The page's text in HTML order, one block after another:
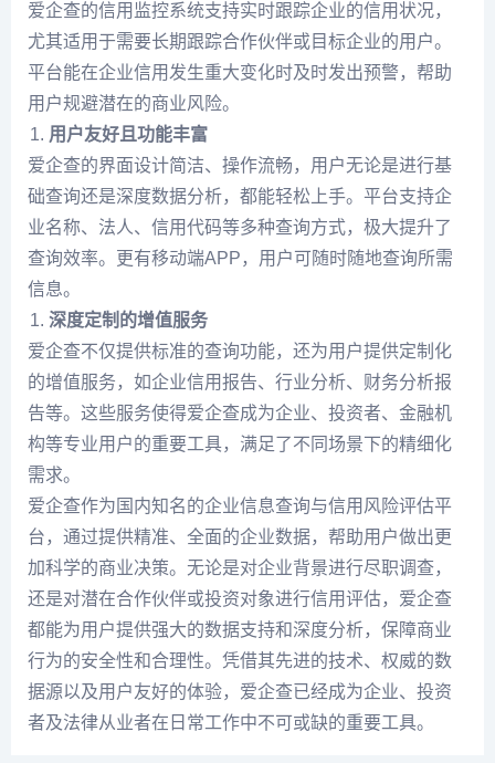
爱企查的信用监控系统支持实时跟踪企业的信用状况，
尤其适用于需要长期跟踪合作伙伴或目标企业的用户。
平台能在企业信用发生重大变化时及时发出预警，帮助
用户规避潜在的商业风险。
用户友好且功能丰富
爱企查的界面设计简洁、操作流畅，用户无论是进行基
础查询还是深度数据分析，都能轻松上手。平台支持企
业名称、法人、信用代码等多种查询方式，极大提升了
查询效率。更有移动端APP，用户可随时随地查询所需
信息。
深度定制的增值服务
爱企查不仅提供标准的查询功能，还为用户提供定制化
的增值服务，如企业信用报告、行业分析、财务分析报
告等。这些服务使得爱企查成为企业、投资者、金融机
构等专业用户的重要工具，满足了不同场景下的精细化
需求。
爱企查作为国内知名的企业信息查询与信用风险评估平
台，通过提供精准、全面的企业数据，帮助用户做出更
加科学的商业决策。无论是对企业背景进行尽职调查，
还是对潜在合作伙伴或投资对象进行信用评估，爱企查
都能为用户提供强大的数据支持和深度分析，保障商业
行为的安全性和合理性。凭借其先进的技术、权威的数
据源以及用户友好的体验，爱企查已经成为企业、投资
者及法律从业者在日常工作中不可或缺的重要工具。